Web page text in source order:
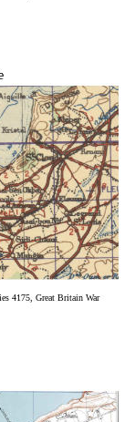
4175, Great Britain War